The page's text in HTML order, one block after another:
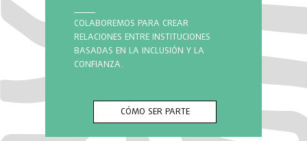
COLABOREMOS PARA CREAR
RELACIONES ENTRE INSTITUCIONES
BASADAS EN LA INCLUSIÓN Y LA
CONFIANZA.
CÓMO SER PARTE